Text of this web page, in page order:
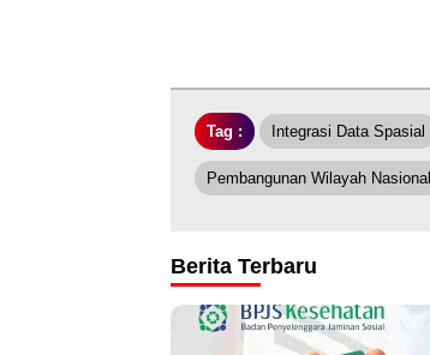
Tag : Integrasi Data Spasial
Pembangunan Wilayah Nasional
Berita Terbaru